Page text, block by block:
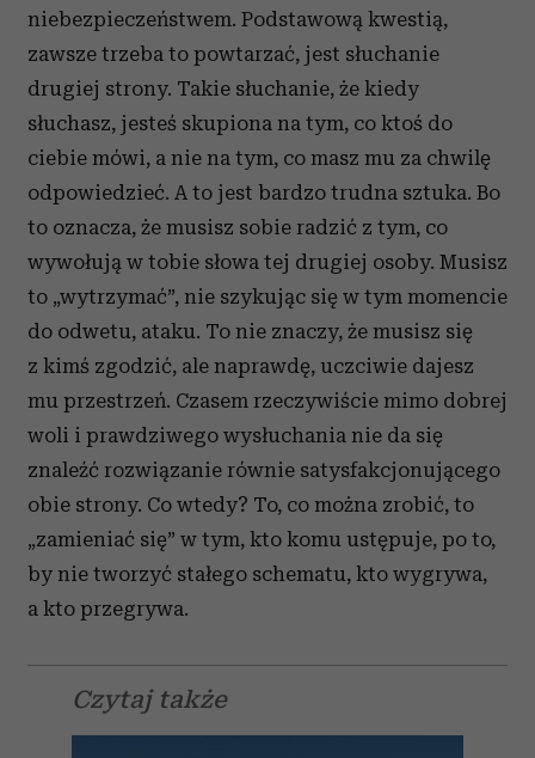
niebezpieczeństwem. Podstawową kwestią,
zawsze trzeba to powtarzać, jest słuchanie
drugiej strony. Takie słuchanie, że kiedy
słuchasz, jesteś skupiona na tym, co ktoś do
ciebie mówi, a nie na tym, co masz mu za chwilę
odpowiedzieć. A to jest bardzo trudna sztuka. Bo
to oznacza, że musisz sobie radzić z tym, co
wywołują w tobie słowa tej drugiej osoby. Musisz
to „wytrzymać”, nie szykując się w tym momencie
do odwetu, ataku. To nie znaczy, że musisz się
z kimś zgodzić, ale naprawdę, uczciwie dajesz
mu przestrzeń. Czasem rzeczywiście mimo dobrej
woli i prawdziwego wysłuchania nie da się
znaleźć rozwiązanie równie satysfakcjonującego
obie strony. Co wtedy? To, co można zrobić, to
„zamieniać się” w tym, kto komu ustępuje, po to,
by nie tworzyć stałego schematu, kto wygrywa,
a kto przegrywa.
Czytaj także